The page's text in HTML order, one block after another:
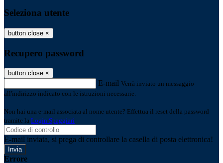
Seleziona utente
button close ×
Recupero password
button close ×
E-mail Verrà inviato un messaggio
all'indirizzo indicato con le istruzioni necessarie.
Non hai una e-mail associata al nome utente? Effettua il reset della password
tramite la Login Spaggiari
E-mail inviata, si prega di controllare la casella di posta elettronica!
Errore